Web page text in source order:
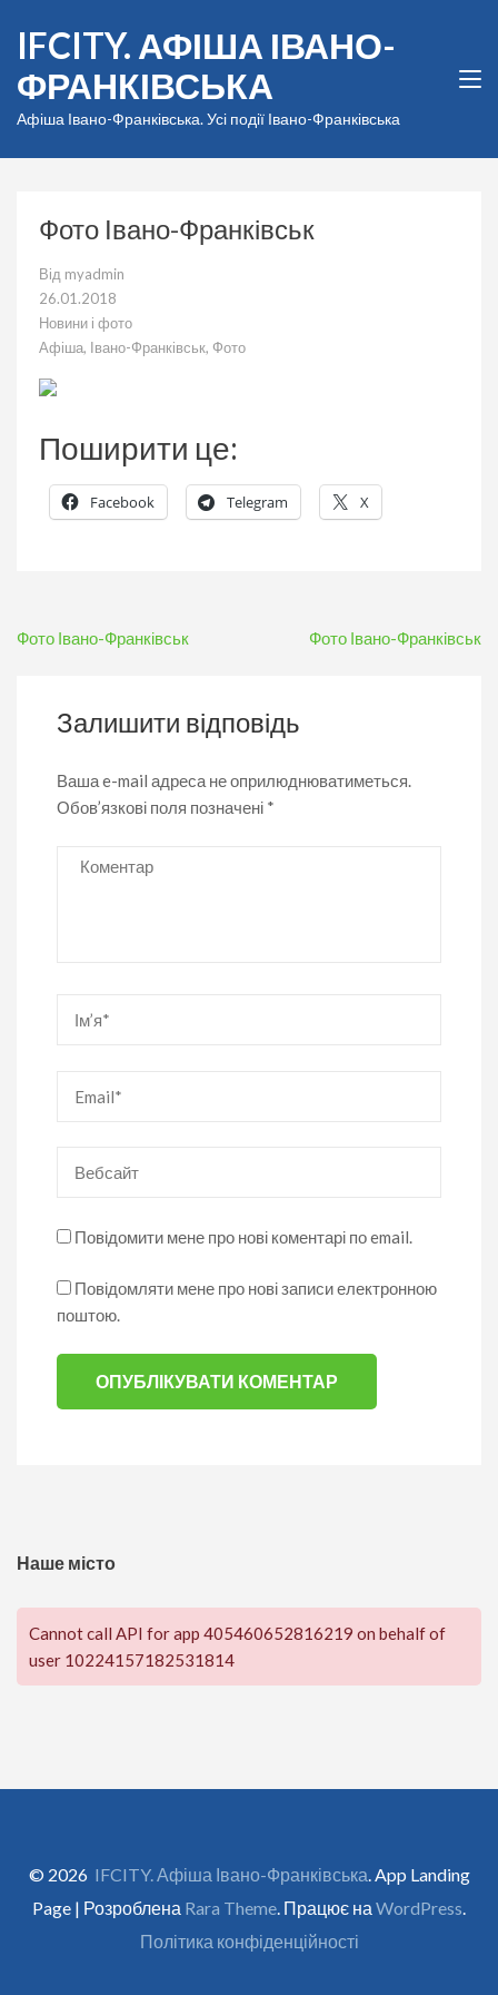
вмісту
(натисніть
Enter)
IFCITY. АФІША ІВАНО-
ФРАНКІВСЬКА
Афіша Івано-Франківська. Усі події Івано-Франківська
Фото Івано-Франківськ
Від myadmin
26.01.2018
Новини і фото
Афіша, Івано-Франківськ, Фото
Поширити це:
Facebook Telegram X
Навігація
Фото Івано-Франківськ Фото Івано-Франківськ
Залишити відповідь
Ваша e-mail адреса не оприлюднюватиметься.
Обов’язкові поля позначені *
Коментар
Повідомити мене про нові коментарі по email.
Повідомляти мене про нові записи електронною
поштою.
Наше місто
Cannot call API for app 405460652816219 on behalf of
user 10224157182531814
© 2026 IFCITY. Афіша Івано-Франківська . App Landing
Page | Розроблена Rara Theme . Працює на WordPress
Політика конфіденційності